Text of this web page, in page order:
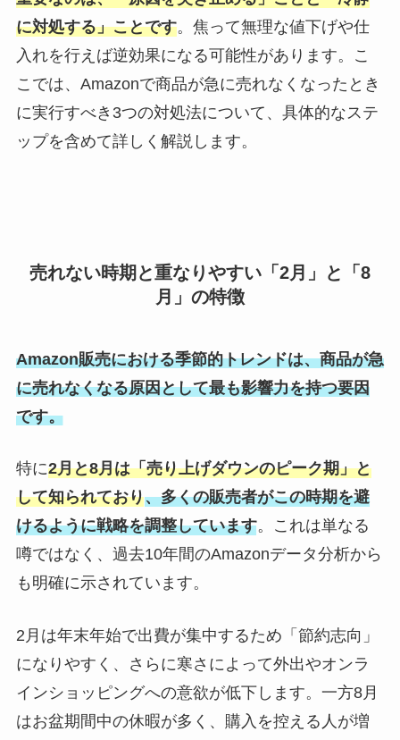
に対処する」ことです。焦って無理な値下げや仕
入れを行えば逆効果になる可能性があります。こ
こでは、Amazonで商品が急に売れなくなったとき
に実行すべき3つの対処法について、具体的なステ
ップを含めて詳しく解説します。
売れない時期と重なりやすい「2月」と「8
月」の特徴
Amazon販売における季節的トレンドは、商品が急
に売れなくなる原因として最も影響力を持つ要因
です。
特に2月と8月は「売り上げダウンのピーク期」と
して知られており、多くの販売者がこの時期を避
けるように戦略を調整しています。これは単なる
噂ではなく、過去10年間のAmazonデータ分析から
も明確に示されています。
2月は年末年始で出費が集中するため「節約志向」
になりやすく、さらに寒さによって外出やオンラ
インショッピングへの意欲が低下します。一方8月
はお盆期間中の休暇が多く、購入を控える人が増